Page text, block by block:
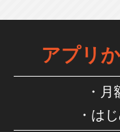
アプリ
月
は